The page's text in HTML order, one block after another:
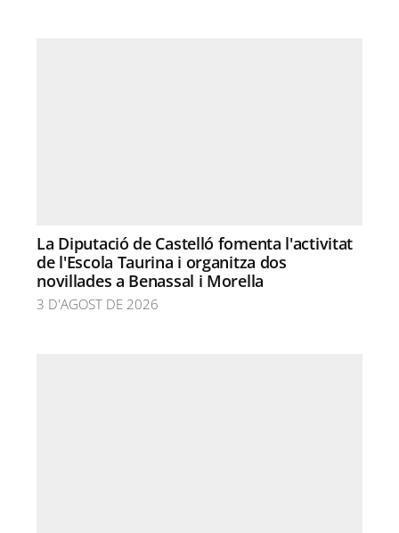
La Diputació de Castelló fomenta l'activitat
de l'Escola Taurina i organitza dos
novillades a Benassal i Morella
3 D'AGOST DE 2026